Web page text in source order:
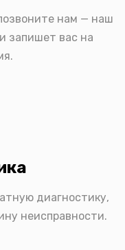
нам — наш
запишет вас на
диагностику,
неисправности.